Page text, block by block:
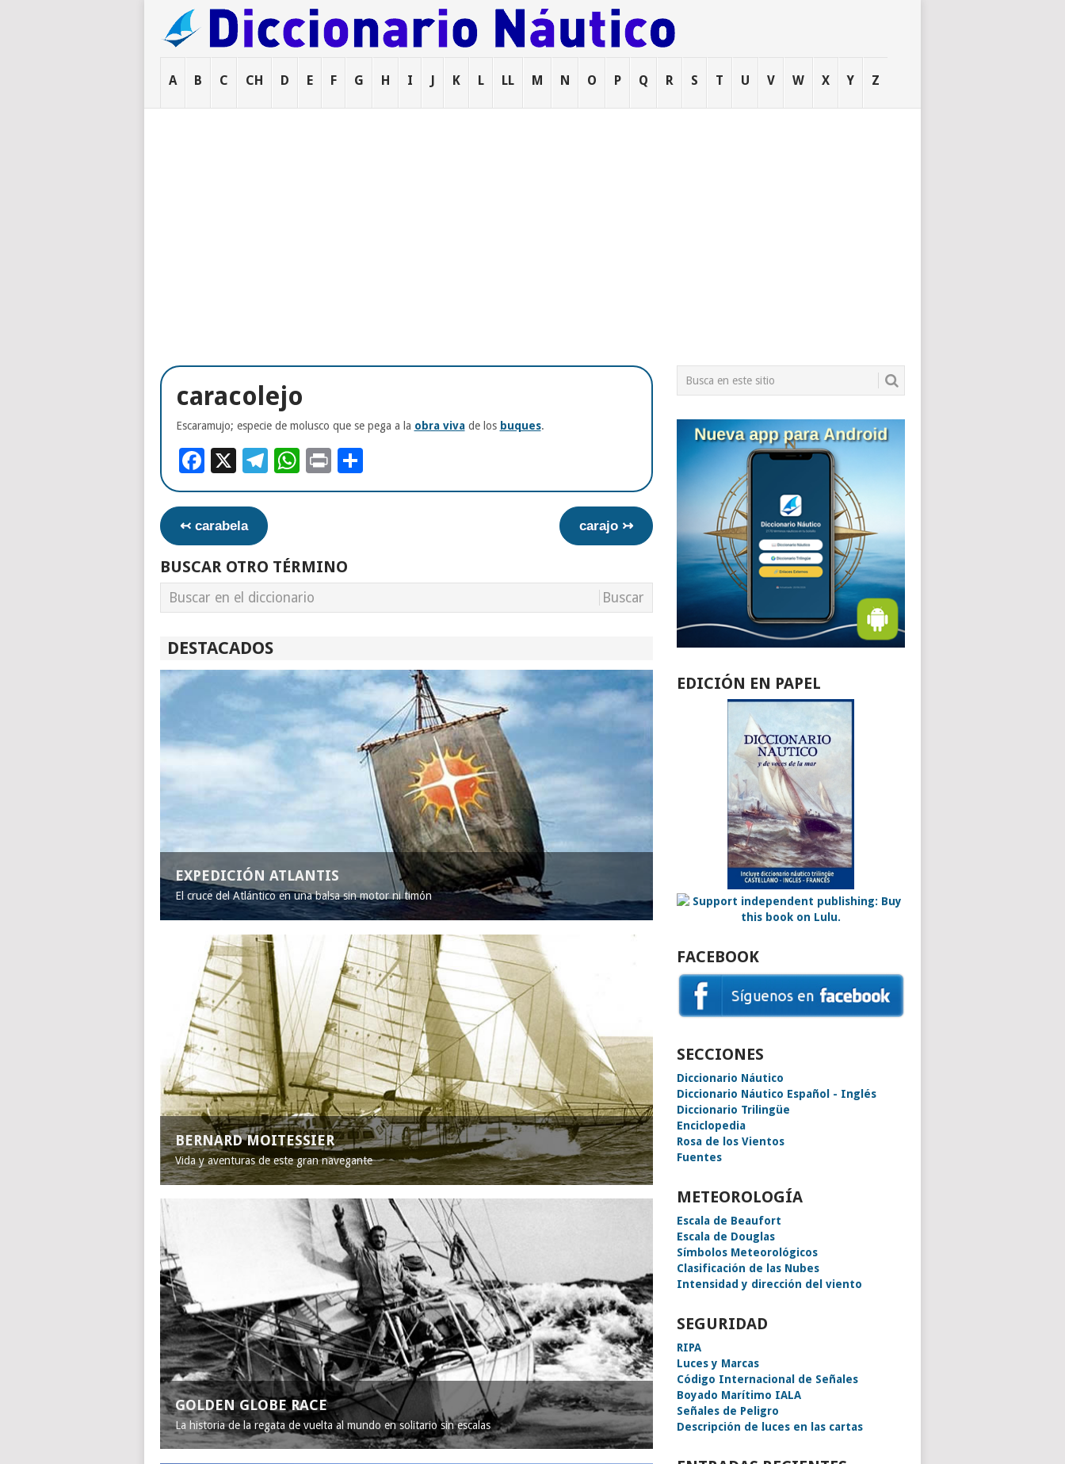
A B C CH D E F G H I J K L LL M N O P Q R S T U V W X Y Z
caracolejo
Escaramujo; especie de molusco que se pega a la obra vivade los buques.
Facebook
X Telegram
WhatsApp
PrintCompartir
↢ carabela carajo ↣
BUSCAR OTRO TÉRMINO
DESTACADOS
EXPEDICIÓN ATLANTIS
El cruce del Atlántico en una balsa sin motor ni timón
BERNARD MOITESSIER
Vida y aventuras de este gran navegante
GOLDEN GLOBE RACE
La historia de la regata de vuelta al mundo en solitario sin escalas
EDICIÓN EN PAPEL
FACEBOOK
SECCIONES
Diccionario Náutico
Diccionario Náutico Español - Inglés
Diccionario Trilingüe
Enciclopedia
Rosa de los Vientos
Fuentes
METEOROLOGÍA
Escala de Beaufort
Escala de Douglas
Símbolos Meteorológicos
Clasificación de las Nubes
Intensidad y dirección del viento
SEGURIDAD
RIPA
Luces y Marcas
Código Internacional de Señales
Boyado Marítimo IALA
Señales de Peligro
Descripción de luces en las cartas